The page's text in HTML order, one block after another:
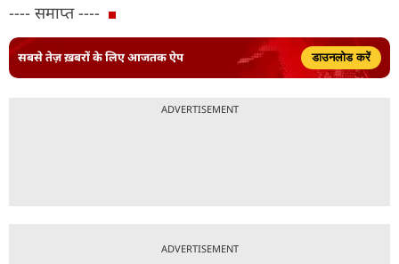
---- समाप्त ----
सबसे तेज़ ख़बरों के लिए आजतक ऐप डाउनलोड करें
ADVERTISEMENT
ADVERTISEMENT